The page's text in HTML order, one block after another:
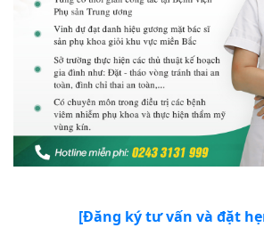
[Đăng ký tư vấn và đặt